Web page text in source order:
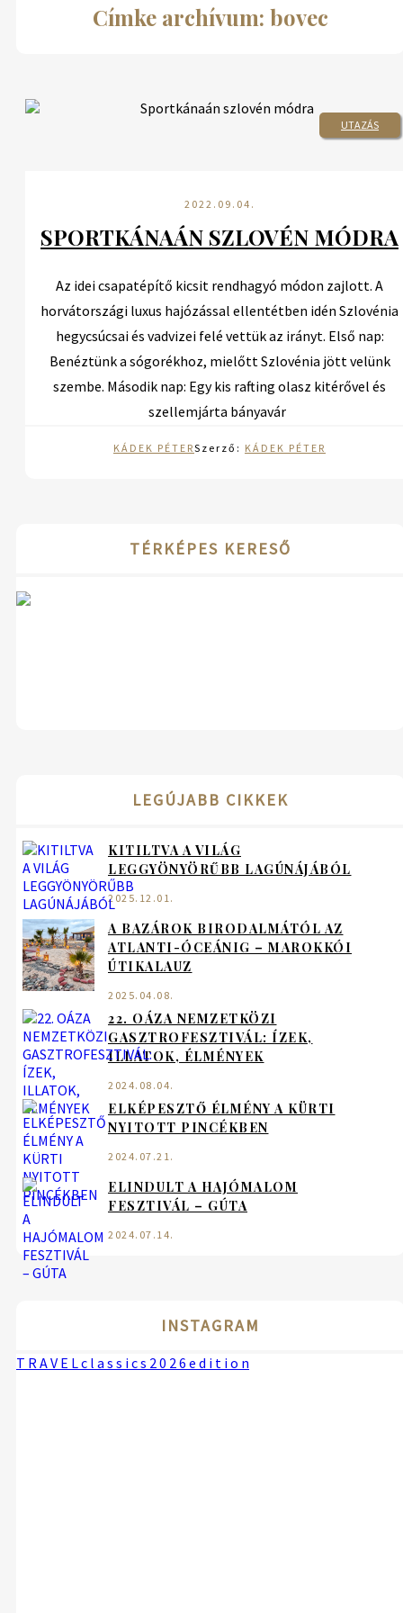
Címke archívum: bovec
UTAZÁS
2022.09.04.
SPORTKÁNAÁN SZLOVÉN MÓDRA
Az idei csapatépítő kicsit rendhagyó módon zajlott. A
horvátországi luxus hajózással ellentétben idén Szlovénia
hegycsúcsai és vadvizei felé vettük az irányt. Első nap:
Benéztünk a sógorékhoz, mielőtt Szlovénia jött velünk
szembe. Második nap: Egy kis rafting olasz kitérővel és
szellemjárta bányavár
KÁDEK PÉTERSzerző: KÁDEK PÉTER
TÉRKÉPES KERESŐ
LEGÚJABB CIKKEK
KITILTVA A VILÁG
LEGGYÖNYÖRŰBB LAGÚNÁJÁBÓL
2025.12.01.
A BAZÁROK BIRODALMÁTÓL AZ
ATLANTI-ÓCEÁNIG – MAROKKÓI
ÚTIKALAUZ
2025.04.08.
22. OÁZA NEMZETKÖZI
GASZTROFESZTIVÁL: ÍZEK,
ILLATOK, ÉLMÉNYEK
2024.08.04.
ELKÉPESZTŐ ÉLMÉNY A KÜRTI
NYITOTT PINCÉKBEN
2024.07.21.
ELINDULT A HAJÓMALOM
FESZTIVÁL – GÚTA
2024.07.14.
INSTAGRAM
T R A V E L c l a s s i c s 2 0 2 6 e d i t i o n